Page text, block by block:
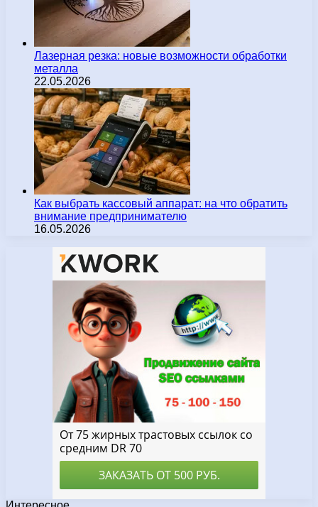
Лазерная резка: новые возможности обработки
металла
22.05.2026
Как выбрать кассовый аппарат: на что обратить
внимание предпринимателю
16.05.2026